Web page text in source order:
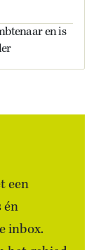
en is
een
én
inbox.